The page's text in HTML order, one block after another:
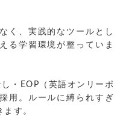
く、実践的なツールとし
る学習環境が整っていま
・EOP（英語オンリーポ
用。ルールに縛られすぎ
す。